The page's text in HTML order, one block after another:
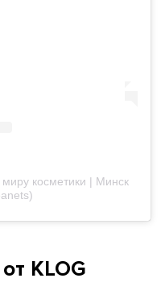
косметики | Минск
KLOG